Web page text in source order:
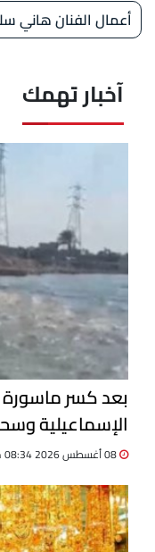
أعمال الفنان هاني
آخبار تهمك
بعد كسر
الإسماعيلية